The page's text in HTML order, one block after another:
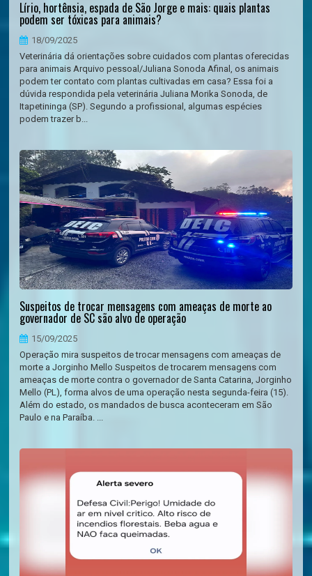
Lírio, hortênsia, espada de São Jorge e mais: quais plantas
podem ser tóxicas para animais?
18/09/2025
Veterinária dá orientações sobre cuidados com plantas oferecidas
para animais Arquivo pessoal/Juliana Sonoda Afinal, os animais
podem ter contato com plantas cultivadas em casa? Essa foi a
dúvida respondida pela veterinária Juliana Morika Sonoda, de
Itapetininga (SP). Segundo a profissional, algumas espécies
podem trazer b...
Suspeitos de trocar mensagens com ameaças de morte ao
governador de SC são alvo de operação
15/09/2025
Operação mira suspeitos de trocar mensagens com ameaças de
morte a Jorginho Mello Suspeitos de trocarem mensagens com
ameaças de morte contra o governador de Santa Catarina, Jorginho
Mello (PL), forma alvos de uma operação nesta segunda-feira (15).
Além do estado, os mandados de busca aconteceram em São
Paulo e na Paraíba. ...